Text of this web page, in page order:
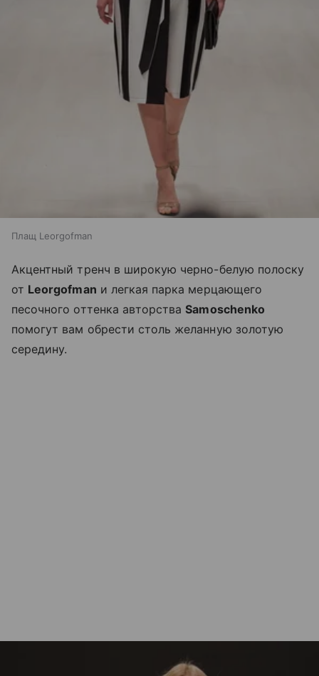
Плащ Leorgofman
Акцентный тренч в широкую черно-белую полоску
от Leorgofman и легкая парка мерцающего
песочного оттенка авторстваSamoschenko
помогут вам обрести столь желанную золотую
середину.